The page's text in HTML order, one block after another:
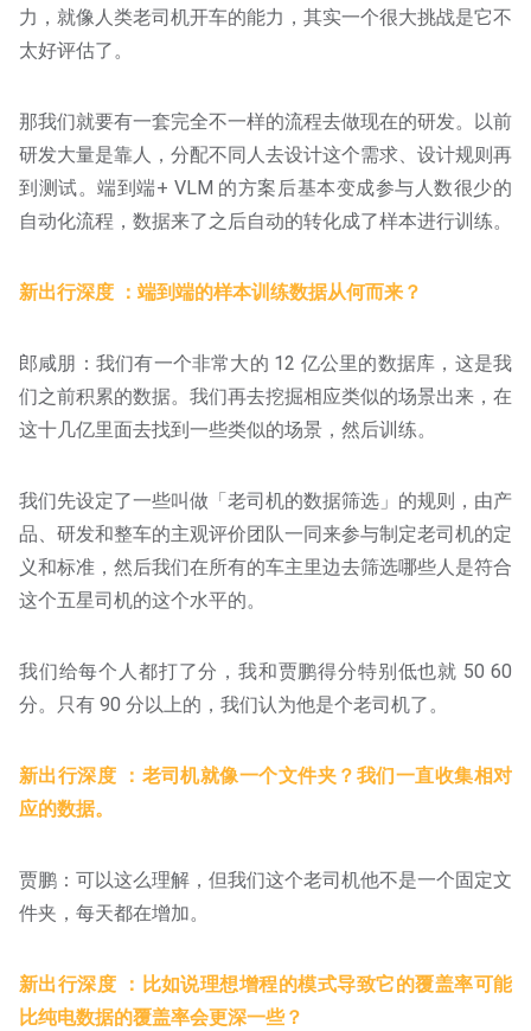
力，就像人类老司机开车的能力，其实一个很大挑战是它不
太好评估了。
那我们就要有一套完全不一样的流程去做现在的研发。以前
研发大量是靠人，分配不同人去设计这个需求、设计规则再
到测试。端到端+ VLM 的方案后基本变成参与人数很少的
自动化流程，数据来了之后自动的转化成了样本进行训练。
新出行深度 ：端到端的样本训练数据从何而来？
郎咸朋：我们有一个非常大的 12 亿公里的数据库，这是我
们之前积累的数据。我们再去挖掘相应类似的场景出来，在
这十几亿里面去找到一些类似的场景，然后训练。
我们先设定了一些叫做「老司机的数据筛选」的规则，由产
品、研发和整车的主观评价团队一同来参与制定老司机的定
义和标准，然后我们在所有的车主里边去筛选哪些人是符合
这个五星司机的这个水平的。
我们给每个人都打了分，我和贾鹏得分特别低也就 50 60
分。只有 90 分以上的，我们认为他是个老司机了。
新出行深度 ：老司机就像一个文件夹？我们一直收集相对
应的数据。
贾鹏：可以这么理解，但我们这个老司机他不是一个固定文
件夹，每天都在增加。
新出行深度 ：比如说理想增程的模式导致它的覆盖率可能
比纯电数据的覆盖率会更深一些？